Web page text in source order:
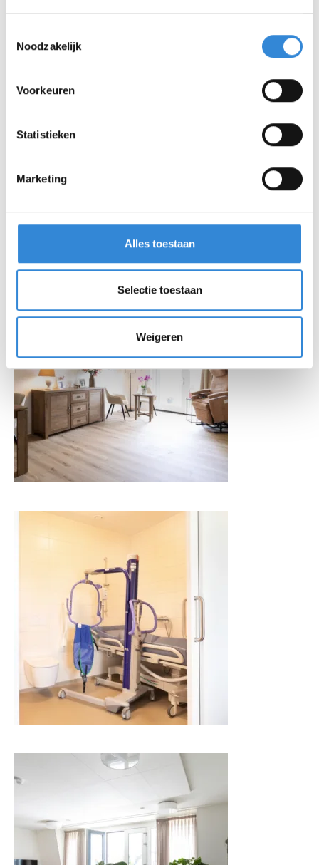
Noodzakelijk
Voorkeuren
Statistieken
Marketing
Alles toestaan
Selectie toestaan
Weigeren